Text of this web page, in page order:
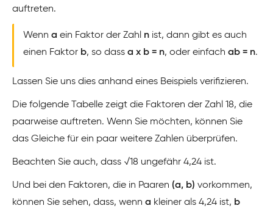
auftreten.
Wenn a ein Faktor der Zahl n ist, dann gibt es auch
einen Faktor b, so dass a x b = n, oder einfach ab = n.
Lassen Sie uns dies anhand eines Beispiels verifizieren.
Die folgende Tabelle zeigt die Faktoren der Zahl 18, die
paarweise auftreten. Wenn Sie möchten, können Sie
das Gleiche für ein paar weitere Zahlen überprüfen.
Beachten Sie auch, dass √18 ungefähr 4,24 ist.
Und bei den Faktoren, die in Paaren (a, b) vorkommen,
können Sie sehen, dass, wenn a kleiner als 4,24 ist, b